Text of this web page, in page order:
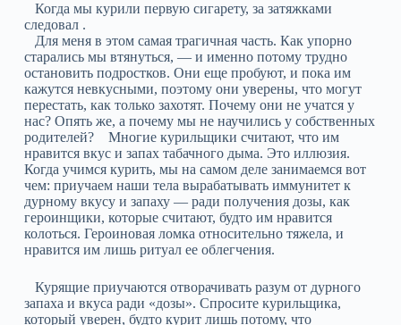
Когда мы курили первую сигарету, за затяжками
следовал .
Для меня в этом самая трагичная часть. Как упорно
старались мы втянуться, — и именно потому трудно
остановить подростков. Они еще пробуют, и пока им
кажутся невкусными, поэтому они уверены, что могут
перестать, как только захотят. Почему они не учатся у
нас? Опять же, а почему мы не научились у собственных
родителей? Многие курильщики считают, что им
нравится вкус и запах табачного дыма. Это иллюзия.
Когда учимся курить, мы на самом деле занимаемся вот
чем: приучаем наши тела вырабатывать иммунитет к
дурному вкусу и запаху — ради получения дозы, как
героинщики, которые считают, будто им нравится
колоться. Героиновая ломка относительно тяжела, и
нравится им лишь ритуал ее облегчения.
Курящие приучаются отворачивать разум от дурного
запаха и вкуса ради «дозы». Спросите курильщика,
который уверен, будто курит лишь потому, что